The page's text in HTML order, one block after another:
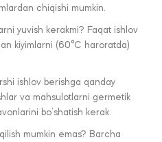
chiqishi mumkin.
yuvish kerakmi? Faqat ishlov
kiyimlarni (60°C haroratda)
ishlov berishga qanday
va mahsulotlarni germetik
bo’shatish kerak.
mumkin emas? Barcha